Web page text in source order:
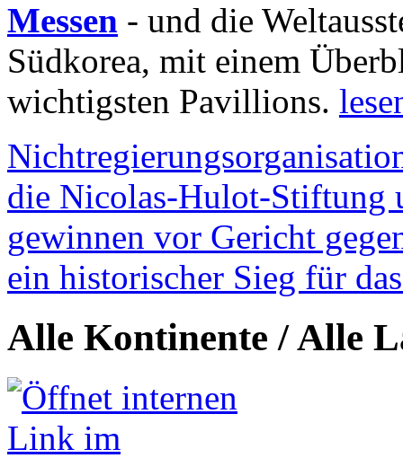
Messen - und die
Südkorea, mit einem
wichtigsten Pavillions.
die Nicolas-Hulot-Stiftung
gewinnen vor Gericht
ein historischer Sieg für
Alle Kontinente / Alle